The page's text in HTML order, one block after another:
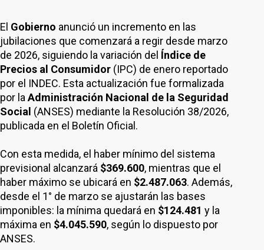
El Gobierno anunció un incremento en las
jubilaciones que comenzará a regir desde marzo
de 2026, siguiendo la variación del Índice de
Precios al Consumidor (IPC) de enero reportado
por el INDEC. Esta actualización fue formalizada
por la Administración Nacional de la Seguridad
Social (ANSES) mediante la Resolución 38/2026,
publicada en el Boletín Oficial.
Con esta medida, el haber mínimo del sistema
previsional alcanzará $369.600, mientras que el
haber máximo se ubicará en $2.487.063. Además,
desde el 1° de marzo se ajustarán las bases
imponibles: la mínima quedará en $124.481 y la
máxima en $4.045.590, según lo dispuesto por
ANSES.